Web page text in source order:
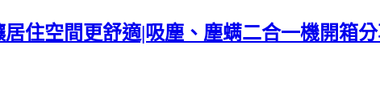
住空間更舒適|吸塵、塵螨二合一機開箱